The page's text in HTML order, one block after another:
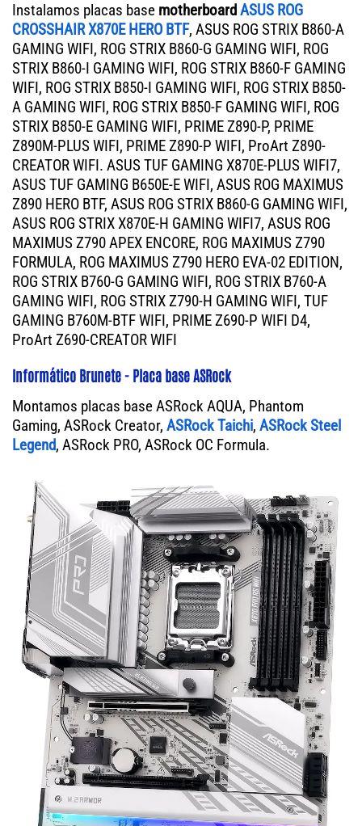
Instalamos placas base motherboardASUS ROG
CROSSHAIR X870E HERO BTF, ASUS ROG STRIX B860-A
GAMING WIFI, ROG STRIX B860-G GAMING WIFI, ROG
STRIX B860-I GAMING WIFI, ROG STRIX B860-F GAMING
WIFI, ROG STRIX B850-I GAMING WIFI, ROG STRIX B850-
A GAMING WIFI, ROG STRIX B850-F GAMING WIFI, ROG
STRIX B850-E GAMING WIFI, PRIME Z890-P, PRIME
Z890M-PLUS WIFI, PRIME Z890-P WIFI, ProArt Z890-
CREATOR WIFI. ASUS TUF GAMING X870E-PLUS WIFI7,
ASUS TUF GAMING B650E-E WIFI, ASUS ROG MAXIMUS
Z890 HERO BTF, ASUS ROG STRIX B860-G GAMING WIFI,
ASUS ROG STRIX X870E-H GAMING WIFI7, ASUS ROG
MAXIMUS Z790 APEX ENCORE, ROG MAXIMUS Z790
FORMULA, ROG MAXIMUS Z790 HERO EVA-02 EDITION,
ROG STRIX B760-G GAMING WIFI, ROG STRIX B760-A
GAMING WIFI, ROG STRIX Z790-H GAMING WIFI, TUF
GAMING B760M-BTF WIFI, PRIME Z690-P WIFI D4,
ProArt Z690-CREATOR WIFI
Informático Brunete - Placa base ASRock
Montamos placas base ASRock AQUA, Phantom
Gaming, ASRock Creator, ASRock Taichi, ASRock Steel
Legend, ASRock PRO, ASRock OC Formula.